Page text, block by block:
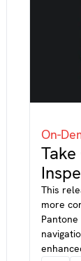
On-
This
more